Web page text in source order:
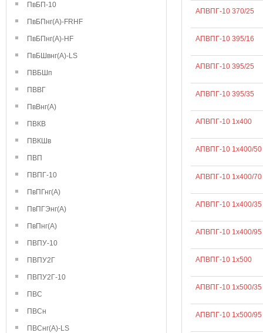
ПвБП-10
ПвБПнг(А)-FRHF
ПвБПнг(А)-HF
ПвБШвнг(А)-LS
ПВБШп
ПВВГ
ПвВнг(А)
ПВКВ
ПВКШв
ПВП
ПВПГ-10
ПвПГнг(А)
ПвПГЭнг(А)
ПвПнг(А)
ПВПУ-10
ПВПУ2Г
ПВПУ2Г-10
ПВС
ПВСн
ПВСнг(А)-LS
АПВПГ-10 370/25
АПВПГ-10 395/16
АПВПГ-10 395/25
АПВПГ-10 395/35
АПВПГ-10 1х400
АПВПГ-10 1х400/50
АПВПГ-10 1х400/70
АПВПГ-10 1х400/35
АПВПГ-10 1х400/95
АПВПГ-10 1х500
АПВПГ-10 1х500/35
АПВПГ-10 1х500/95